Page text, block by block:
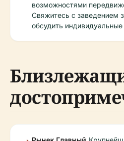
возможностями
Свяжитесь с заведением
обсудить индивидуальные